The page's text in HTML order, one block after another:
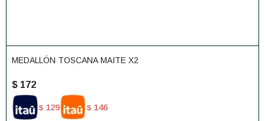
MEDALLÓN TOSCANA MAITE X2
$ 172
$ 129 $ 146